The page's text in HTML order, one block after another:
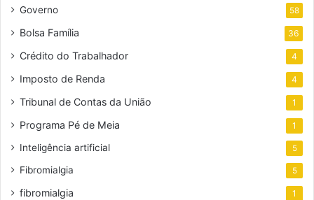
Governo 58
Bolsa Família 36
Crédito do Trabalhador 4
Imposto de Renda 4
Tribunal de Contas da União 1
Programa Pé de Meia 1
Inteligência artificial 5
Fibromialgia 5
fibromialgia 1